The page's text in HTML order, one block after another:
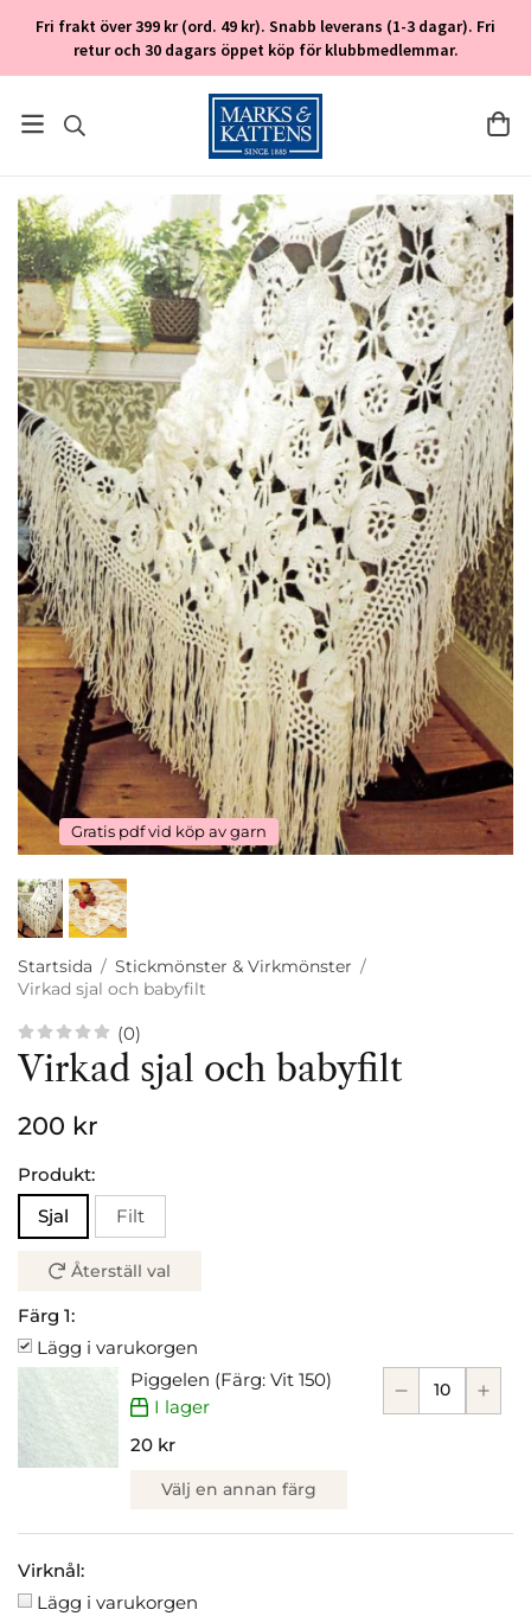
Fri frakt över 399 kr (ord. 49 kr). Snabb leverans (1-3 dagar). Fri
retur och 30 dagars öppet köp för klubbmedlemmar.
Gratis pdf vid köp av garn
Startsida / Stickmönster & Virkmönster /
Virkad sjal och babyfilt
(0)
Virkad sjal och babyfilt
200 kr
Produkt:
Sjal
Filt
Återställ val
Färg 1:
Lägg i varukorgen
Piggelen (Färg: Vit 150)
I lager
20 kr
Välj en annan färg
Virknål:
Lägg i varukorgen